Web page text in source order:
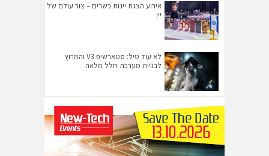
אירוע הצגת יינות כשרים – צור עולם של
יין
לא עוד טיל: סטארשיפ V3 והמרוץ
לבניית מערכת חלל מלאה